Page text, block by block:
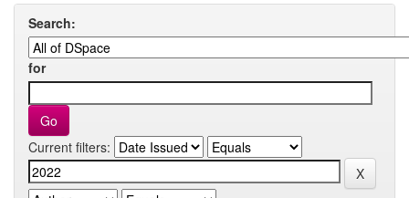
Search:
for
Current filters: